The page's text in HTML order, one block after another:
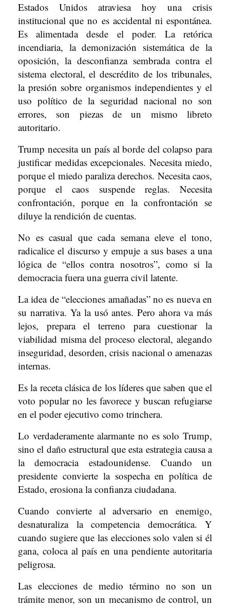
Estados Unidos atraviesa hoy una crisis
institucional que no es accidental ni espontánea.
Es alimentada desde el poder. La retórica
incendiaria, la demonización sistemática de la
oposición, la desconfianza sembrada contra el
sistema electoral, el descrédito de los tribunales,
la presión sobre organismos independientes y el
uso político de la seguridad nacional no son
errores, son piezas de un mismo libreto
autoritario.
Trump necesita un país al borde del colapso para
justificar medidas excepcionales. Necesita miedo,
porque el miedo paraliza derechos. Necesita caos,
porque el caos suspende reglas. Necesita
confrontación, porque en la confrontación se
diluye la rendición de cuentas.
No es casual que cada semana eleve el tono,
radicalice el discurso y empuje a sus bases a una
lógica de “ellos contra nosotros”, como si la
democracia fuera una guerra civil latente.
La idea de “elecciones amañadas” no es nueva en
su narrativa. Ya la usó antes. Pero ahora va más
lejos, prepara el terreno para cuestionar la
viabilidad misma del proceso electoral, alegando
inseguridad, desorden, crisis nacional o amenazas
internas.
Es la receta clásica de los líderes que saben que el
voto popular no les favorece y buscan refugiarse
en el poder ejecutivo como trinchera.
Lo verdaderamente alarmante no es solo Trump,
sino el daño estructural que esta estrategia causa a
la democracia estadounidense. Cuando un
presidente convierte la sospecha en política de
Estado, erosiona la confianza ciudadana.
Cuando convierte al adversario en enemigo,
desnaturaliza la competencia democrática. Y
cuando sugiere que las elecciones solo valen si él
gana, coloca al país en una pendiente autoritaria
peligrosa.
Las elecciones de medio término no son un
trámite menor, son un mecanismo de control, un